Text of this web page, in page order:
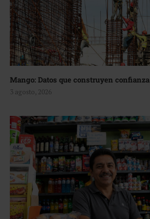
Mango: Datos que construyen confianza
3 agosto, 2026